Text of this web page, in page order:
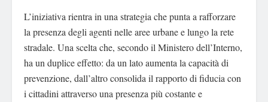
L’iniziativa rientra in una strategia che punta a rafforzare
la presenza degli agenti nelle aree urbane e lungo la rete
stradale. Una scelta che, secondo il Ministero dell’Interno,
ha un duplice effetto: da un lato aumenta la capacità di
prevenzione, dall’altro consolida il rapporto di fiducia con
i cittadini attraverso una presenza più costante e